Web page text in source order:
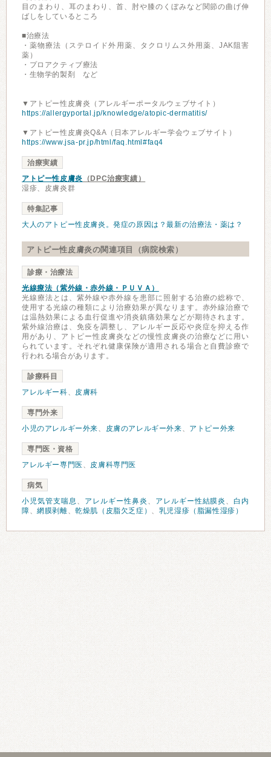
目のまわり、耳のまわり、首、肘や膝のくぼみなど関節の曲げ伸
ばしをしているところ
■治療法
・薬物療法（ステロイド外用薬、タクロリムス外用薬、JAK阻害
薬）
・プロアクティブ療法
・生物学的製剤 など
▼アトピー性皮膚炎（アレルギーポータルウェブサイト）
https://allergyportal.jp/knowledge/atopic-dermatitis/
▼アトピー性皮膚炎Q&A（日本アレルギー学会ウェブサイト）
https://www.jsa-pr.jp/html/faq.html#faq4
治療実績
アトピー性皮膚炎 （DPC治療実績）
湿疹、皮膚炎群
特集記事
大人のアトピー性皮膚炎。発症の原因は？最新の治療法・薬は？
アトピー性皮膚炎の関連項目（病院検索）
診療・治療法
光線療法（紫外線・赤外線・ＰＵＶＡ）
光線療法とは、紫外線や赤外線を患部に照射する治療の総称で、
使用する光線の種類により治療効果が異なります。赤外線治療で
は温熱効果による血行促進や消炎鎮痛効果などが期待されます。
紫外線治療は、免疫を調整し、アレルギー反応や炎症を抑える作
用があり、アトピー性皮膚炎などの慢性皮膚炎の治療などに用い
られています。それぞれ健康保険が適用される場合と自費診療で
行われる場合があります。
診療科目
アレルギー科、 皮膚科
専門外来
小児のアレルギー外来、 皮膚のアレルギー外来、 アトピー外来
専門医・資格
アレルギー専門医 、 皮膚科専門医
病気
小児気管支喘息 、 アレルギー性鼻炎 、 アレルギー性結膜炎 、白内
障、網膜剥離、乾燥肌（皮脂欠乏症） 、 乳児湿疹（脂漏性湿疹）